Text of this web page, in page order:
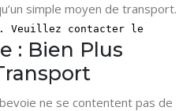
simple moyen de transport.
: Bien Plus
ne se contentent pas de